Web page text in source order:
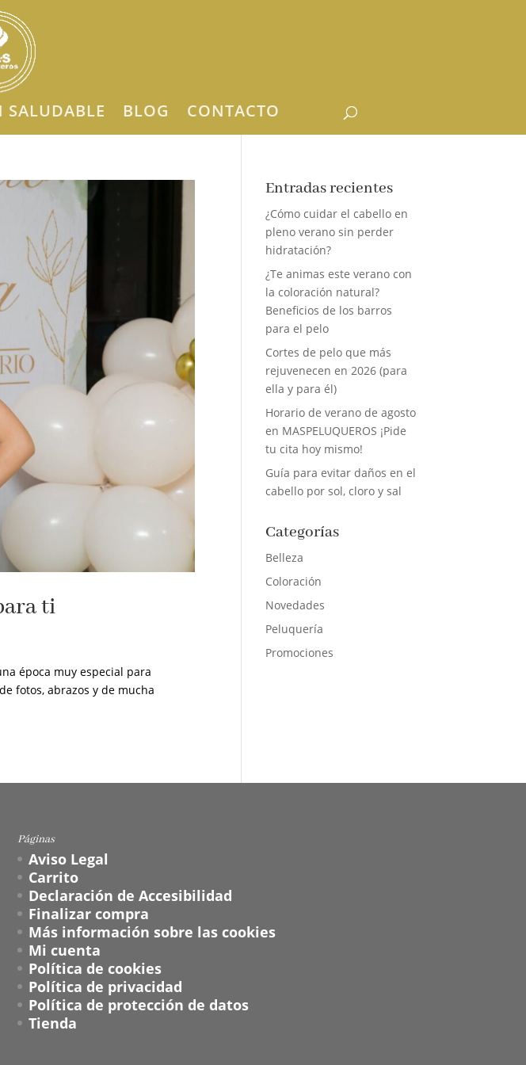
SALUDABLE BLOG CONTACTO
ti
época muy especial para
fotos, abrazos y de mucha
Entradas recientes
¿Cómo cuidar el cabello en
pleno verano sin perder
hidratación?
¿Te animas este verano con
la coloración natural?
Beneficios de los barros
para el pelo
Cortes de pelo que más
rejuvenecen en 2026 (para
ella y para él)
Horario de verano de agosto
en MASPELUQUEROS ¡Pide
tu cita hoy mismo!
Guía para evitar daños en el
cabello por sol, cloro y sal
Categorías
Belleza
Coloración
Novedades
Peluquería
Promociones
Páginas
Aviso Legal
Carrito
Declaración de Accesibilidad
Finalizar compra
Más información sobre las cookies
Mi cuenta
Política de cookies
Política de privacidad
Política de protección de datos
Tienda